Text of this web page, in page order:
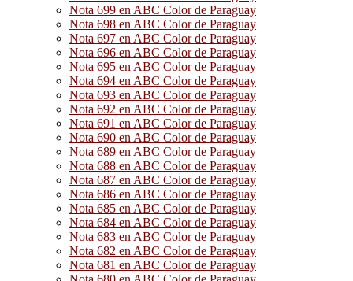
Nota 699 en ABC Color de Paraguay
Nota 698 en ABC Color de Paraguay
Nota 697 en ABC Color de Paraguay
Nota 696 en ABC Color de Paraguay
Nota 695 en ABC Color de Paraguay
Nota 694 en ABC Color de Paraguay
Nota 693 en ABC Color de Paraguay
Nota 692 en ABC Color de Paraguay
Nota 691 en ABC Color de Paraguay
Nota 690 en ABC Color de Paraguay
Nota 689 en ABC Color de Paraguay
Nota 688 en ABC Color de Paraguay
Nota 687 en ABC Color de Paraguay
Nota 686 en ABC Color de Paraguay
Nota 685 en ABC Color de Paraguay
Nota 684 en ABC Color de Paraguay
Nota 683 en ABC Color de Paraguay
Nota 682 en ABC Color de Paraguay
Nota 681 en ABC Color de Paraguay